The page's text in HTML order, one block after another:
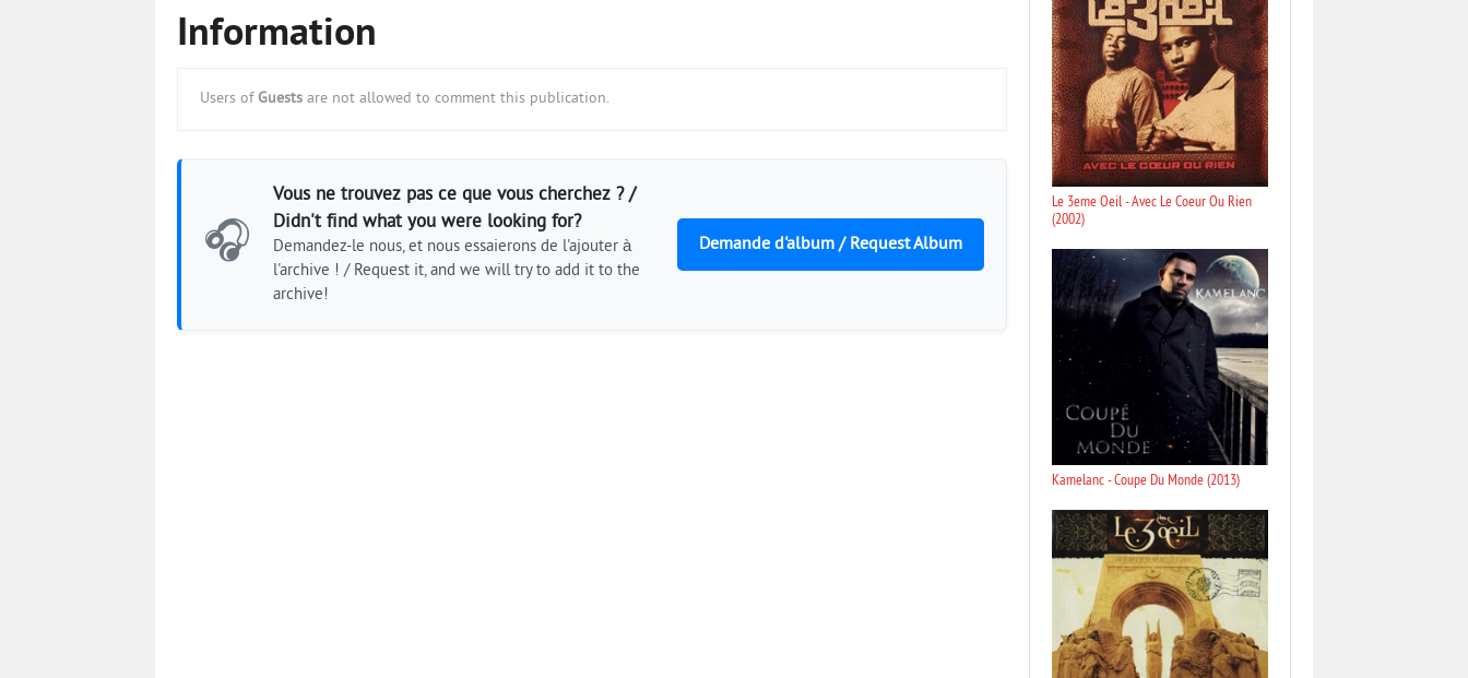
Information
Users of Guests are not allowed to comment this publication.
🎧
Vous ne trouvez pas ce que vous cherchez ? /
Didn't find what you were looking for?
Demandez-le nous, et nous essaierons de l'ajouter à
l'archive ! / Request it, and we will try to add it to the
archive!
Demande d'album / Request Album
Le 3eme Oeil - Avec Le Coeur Ou Rien
(2002)
Kamelanc - Coupe Du Monde (2013)